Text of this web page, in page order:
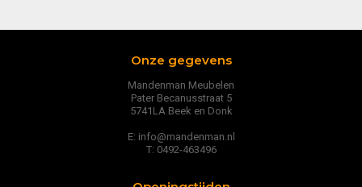
Onze gegevens
Mandenman Meubelen
Pater Becanusstraat 5
5741LA Beek en Donk
E: info@mandenman.nl
T: 0492-463496